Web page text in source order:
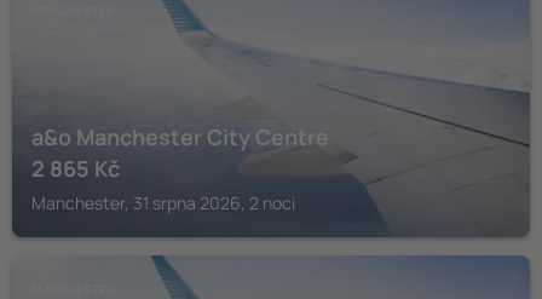
a&o Manchester City Centre
2 865 Kč
Manchester, 31 srpna 2026, 2 noci